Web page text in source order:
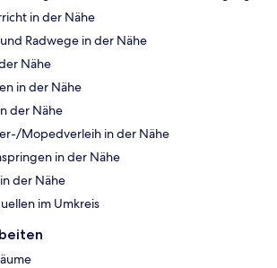
in der Nähe
Radwege in der Nähe
Nähe
in der Nähe
der Nähe
Mopedverleih in der Nähe
in der Nähe
der Nähe
im Umkreis